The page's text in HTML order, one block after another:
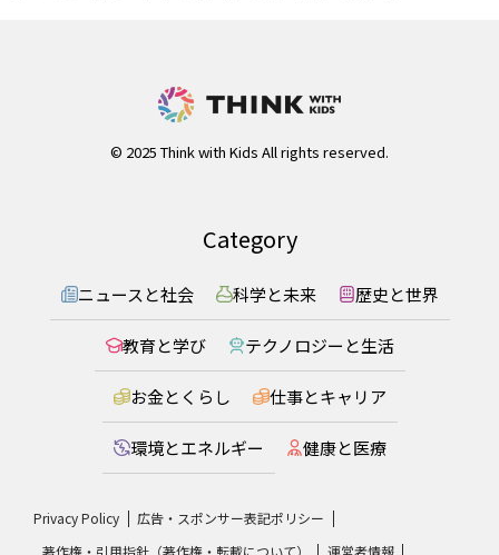
© 2025 Think with Kids All rights reserved.
Category
ニュースと社会 科学と未来 歴史と世界
教育と学び テクノロジーと生活
お金とくらし 仕事とキャリア
環境とエネルギー 健康と医療
Privacy Policy
広告・スポンサー表記ポリシー
著作権・引用指針（著作権・転載について）
運営者情報